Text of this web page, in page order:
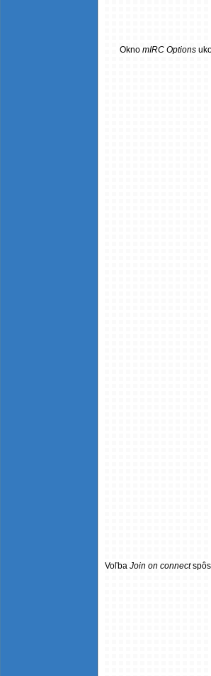
Okno mIRC Options
Voľba Join on connect